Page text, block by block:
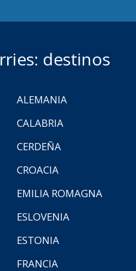
destinos
ALEMANIA
CALABRIA
CERDEÑA
CROACIA
EMILIA ROMAGNA
ESLOVENIA
ESTONIA
FRANCIA